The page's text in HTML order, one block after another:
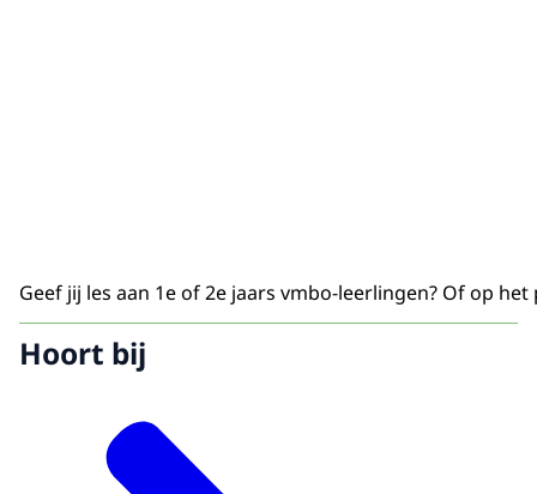
Geef jij les aan 1e of 2e jaars vmbo-leerlingen? Of op
Hoort bij